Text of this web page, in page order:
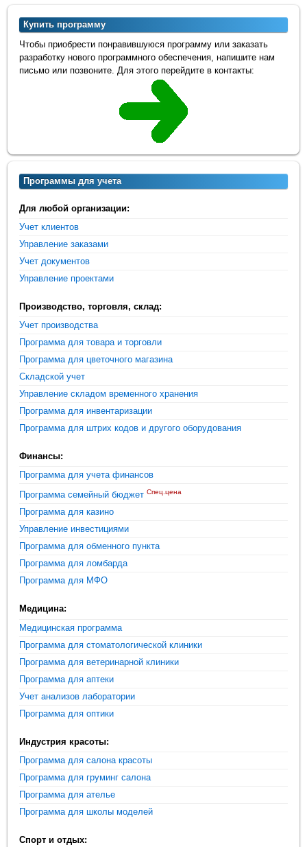
Купить программу
Чтобы приобрести понравившуюся программу или заказать
разработку нового программного обеспечения, напишите нам
письмо или позвоните. Для этого перейдите в контакты:
Программы для учета
Для любой организации:
Учет клиентов
Управление заказами
Учет документов
Управление проектами
Производство, торговля, склад:
Учет производства
Программа для товара и торговли
Программа для цветочного магазина
Складской учет
Управление складом временного хранения
Программа для инвентаризации
Программа для штрих кодов и другого оборудования
Финансы:
Программа для учета финансов
Программа семейный бюджет Спец.цена
Программа для казино
Управление инвестициями
Программа для обменного пункта
Программа для ломбарда
Программа для МФО
Медицина:
Медицинская программа
Программа для стоматологической клиники
Программа для ветеринарной клиники
Программа для аптеки
Учет анализов лаборатории
Программа для оптики
Индустрия красоты:
Программа для салона красоты
Программа для груминг салона
Программа для ателье
Программа для школы моделей
Спорт и отдых: